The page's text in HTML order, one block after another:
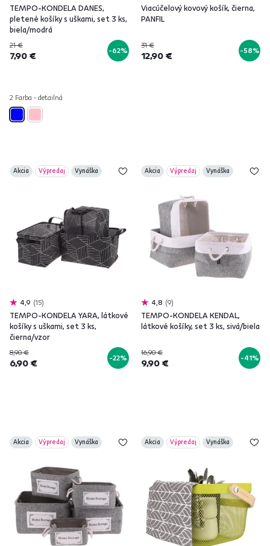
TEMPO-KONDELA DANES,
pletené košíky s uškami, set 3 ks,
biela/modrá
21 €
7,90 € -62%
2 Farba - detailná
Viacúčelový kovový košík, čierna,
PANFIL
31 €
12,90 € -58%
Akcia Výpredaj Vynáška
4,9 15
TEMPO-KONDELA YARA, látkové
košíky s uškami, set 3 ks,
čierna/vzor
8,90 €
6,90 € -22%
Akcia Výpredaj Vynáška
4,8 9
TEMPO-KONDELA KENDAL,
látkové košíky, set 3 ks, sivá/biela
16,90 €
9,90 € -41%
Akcia Výpredaj Vynáška Akcia Výpredaj Vynáška